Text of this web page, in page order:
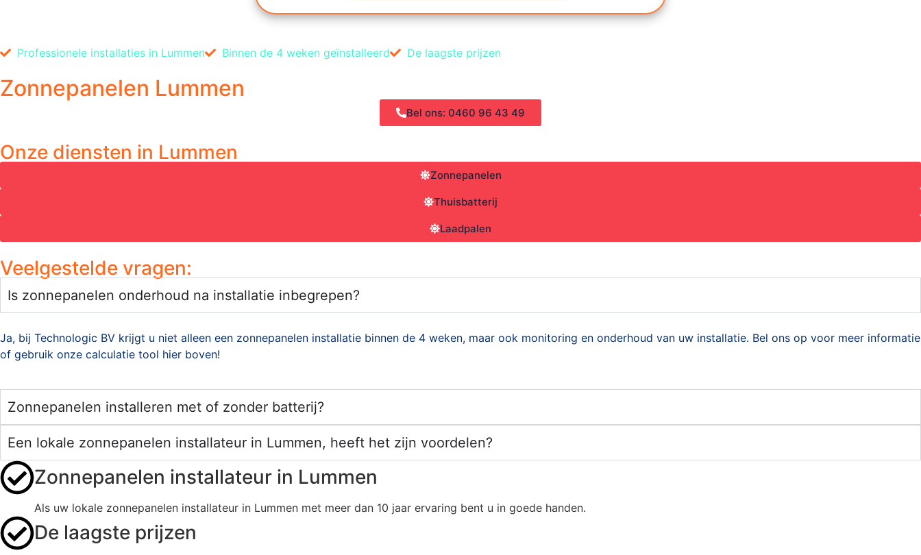
Professionele installaties in Lummen Binnen de 4 weken geïnstalleerd De laagste prijzen
Zonnepanelen Lummen
Bel ons: 0460 96 43 49
Onze diensten in Lummen
Zonnepanelen
Thuisbatterij
Laadpalen
Veelgestelde vragen:
Is zonnepanelen onderhoud na installatie inbegrepen?
Ja, bij Technologic BV krijgt u niet alleen een zonnepanelen installatie binnen de 4 weken, maar ook monitoring en onderhoud van uw installatie. Bel ons op voor meer informatie
of gebruik onze calculatie tool hier boven!
Zonnepanelen installeren met of zonder batterij?
Een lokale zonnepanelen installateur in Lummen, heeft het zijn voordelen?
Zonnepanelen installateur in Lummen
Als uw lokale zonnepanelen installateur in Lummen met meer dan 10 jaar ervaring bent u in goede handen.
De laagste prijzen